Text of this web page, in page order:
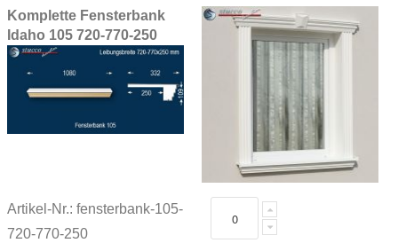
Komplette Fensterbank
Idaho 105 720-770-250
Artikel-Nr.: fensterbank-105-
720-770-250